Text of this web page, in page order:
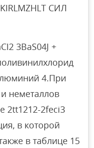
СИЛ
3BaS04J +
4.При
неметаллов
2tt1212-2feci3
в которой
в таблице 15